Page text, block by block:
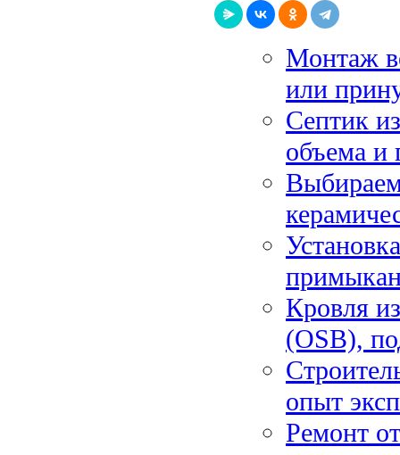
Монтаж
или
Септик
объема и
Кровля
(OSB),
опыт
Ремонт